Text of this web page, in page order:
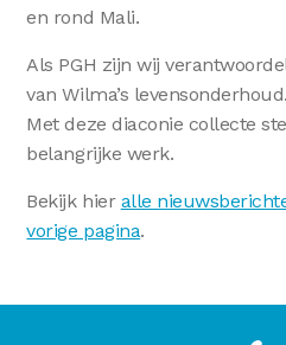
en rond Mali.
Als PGH zijn wij
van Wilma’s levensonderhoud.
Met deze diaconie collecte
belangrijke werk.
Bekijk hier alle
vorige pagina.